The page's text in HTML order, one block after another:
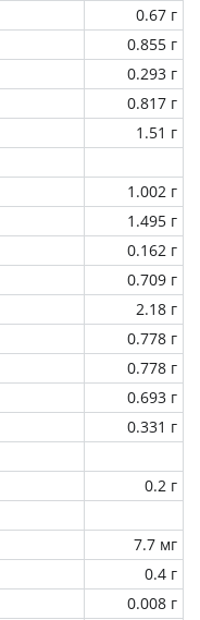
0.67 г
0.855 г
0.293 г
0.817 г
1.51 г
1.002 г
1.495 г
0.162 г
0.709 г
2.18 г
0.778 г
0.778 г
0.693 г
0.331 г
0.2 г
7.7 мг
0.4 г
0.008 г